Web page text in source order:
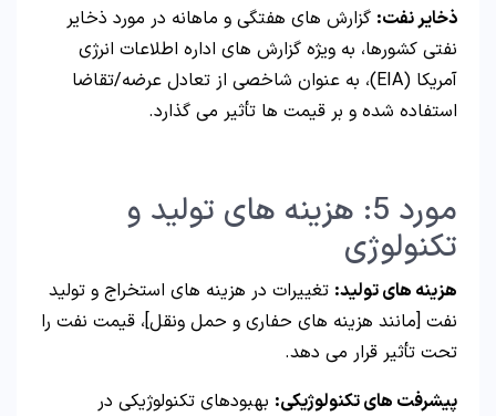
ذخایر نفت: گزارش های هفتگی و ماهانه در مورد ذخایر
نفتی کشورها، به ویژه گزارش های اداره اطلاعات انرژی
آمریکا (EIA)، به عنوان شاخصی از تعادل عرضه/تقاضا
استفاده شده و بر قیمت ها تأثیر می گذارد.
مورد 5: هزینه های تولید و
تکنولوژی
هزینه های تولید: تغییرات در هزینه های استخراج و تولید
نفت [مانند هزینه های حفاری و حمل ونقل]، قیمت نفت را
تحت تأثیر قرار می دهد.
پیشرفت های تکنولوژیکی: بهبودهای تکنولوژیکی در